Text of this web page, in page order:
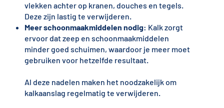
vlekken achter op kranen, douches en tegels.
Deze zijn lastig te verwijderen.
Meer schoonmaakmiddelen nodig: Kalk zorgt
ervoor dat zeep en schoonmaakmiddelen
minder goed schuimen, waardoor je meer moet
gebruiken voor hetzelfde resultaat.
Al deze nadelen maken het noodzakelijk om
kalkaanslag regelmatig te verwijderen.